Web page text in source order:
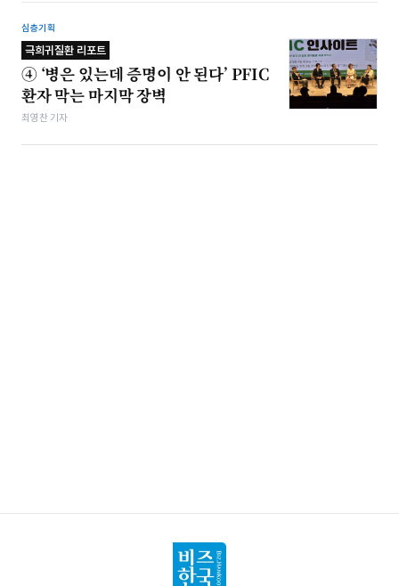
심층기획
극희귀질환 리포트
④ ‘병은 있는데 증명이 안 된다’ PFIC
환자 막는 마지막 장벽
최영찬 기자